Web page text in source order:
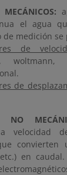
MECÁNICOS:
el agua
de medición
de
woltmann,
de
NO
velocidad
convierten
en